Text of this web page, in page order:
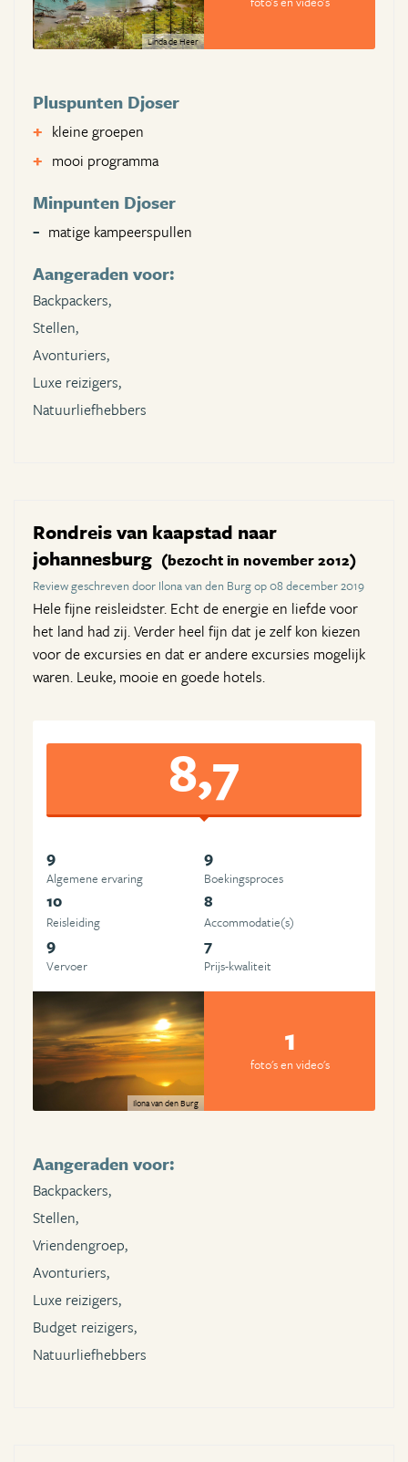
Linda de Heer
Pluspunten Djoser
kleine groepen
mooi programma
Minpunten Djoser
matige kampeerspullen
Aangeraden voor:
Backpackers,
Stellen,
Avonturiers,
Luxe reizigers,
Natuurliefhebbers
Rondreis van kaapstad naar
johannesburg (bezocht in november 2012)
Review geschreven door Ilona van den Burg op 08 december 2019
Hele fijne reisleidster. Echt de energie en liefde voor
het land had zij. Verder heel fijn dat je zelf kon kiezen
voor de excursies en dat er andere excursies mogelijk
waren. Leuke, mooie en goede hotels.
8,7
9
Algemene ervaring
9
Boekingsproces
10
Reisleiding
8
Accommodatie(s)
9
Vervoer
7
Prijs-kwaliteit
Ilona van den Burg
1
foto's en video's
Aangeraden voor:
Backpackers,
Stellen,
Vriendengroep,
Avonturiers,
Luxe reizigers,
Budget reizigers,
Natuurliefhebbers